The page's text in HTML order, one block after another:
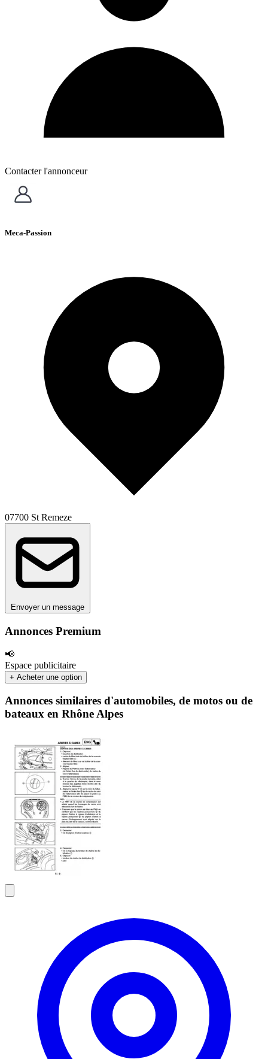
Annonces Premium
📢
Espace publicitaire
+ Acheter une option
Contacter l'annonceur
Meca-Passion
07700 St Remeze
Envoyer un message
Annonces similaires d'automobiles, de motos ou de
bateaux en Rhône Alpes